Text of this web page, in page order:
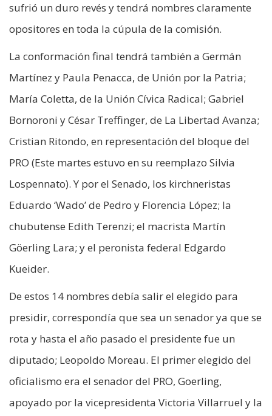
sufrió un duro revés y tendrá nombres claramente
opositores en toda la cúpula de la comisión.
La conformación final tendrá también a Germán
Martínez y Paula Penacca, de Unión por la Patria;
María Coletta, de la Unión Cívica Radical; Gabriel
Bornoroni y César Treffinger, de La Libertad Avanza;
Cristian Ritondo, en representación del bloque del
PRO (Este martes estuvo en su reemplazo Silvia
Lospennato). Y por el Senado, los kirchneristas
Eduardo ‘Wado’ de Pedro y Florencia López; la
chubutense Edith Terenzi; el macrista Martín
Göerling Lara; y el peronista federal Edgardo
Kueider.
De estos 14 nombres debía salir el elegido para
presidir, correspondía que sea un senador ya que se
rota y hasta el año pasado el presidente fue un
diputado; Leopoldo Moreau. El primer elegido del
oficialismo era el senador del PRO, Goerling,
apoyado por la vicepresidenta Victoria Villarruel y la